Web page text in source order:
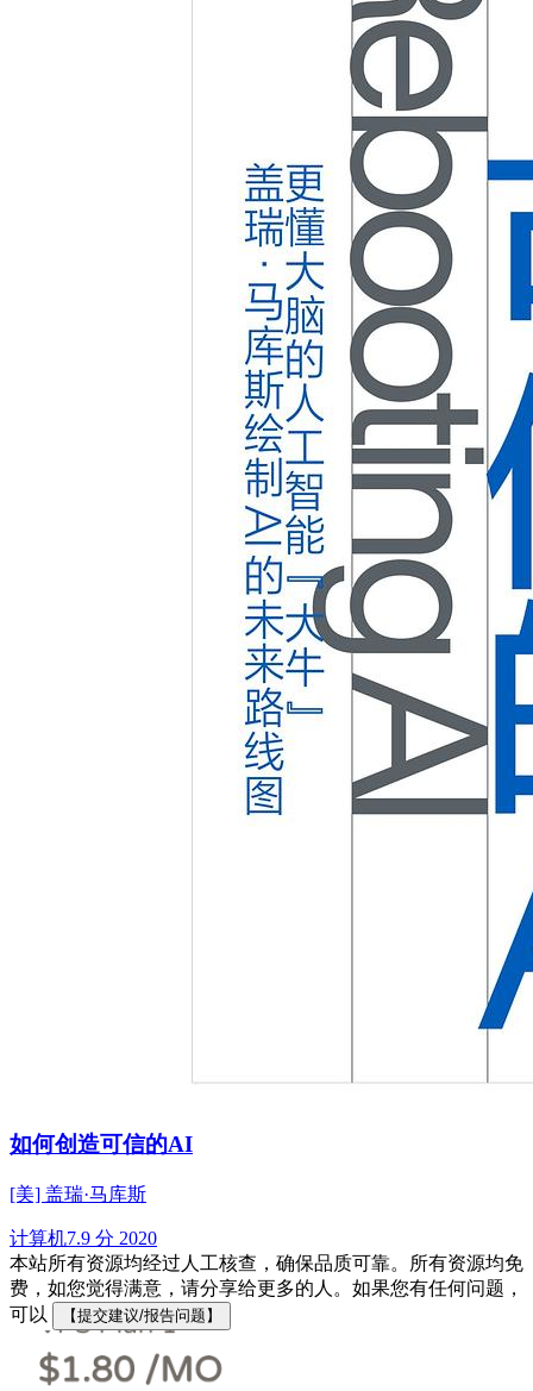
如何创造可信的AI
[美] 盖瑞·马库斯
计算机7.9 分 2020
本站所有资源均经过人工核查，确保品质可靠。所有资源均免
费，如您觉得满意，请分享给更多的人。如果您有任何问题，
可以
【提交建议/报告问题】